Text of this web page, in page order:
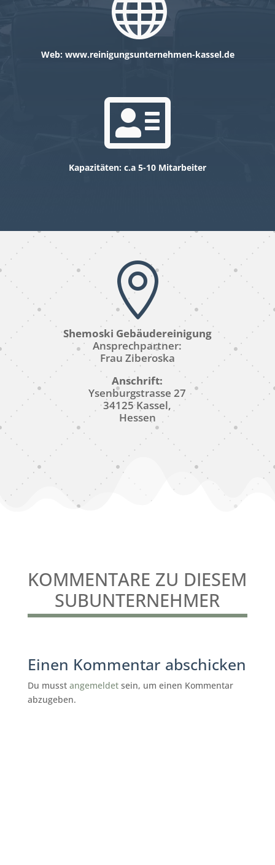
Web: www.reinigungsunternehmen-kassel.de

Kapazitäten: c.a 5-10 Mitarbeiter

Shemoski Gebäudereinigung
Ansprechpartner:
Frau Ziberoska
Anschrift:
Ysenburgstrasse 27
34125 Kassel,
Hessen
KOMMENTARE ZU DIESEM
SUBUNTERNEHMER
Einen Kommentar abschicken
Du musst angemeldetsein, um einen Kommentar
abzugeben.